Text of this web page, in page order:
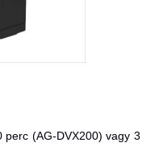
(AG-DVX200) vagy 3